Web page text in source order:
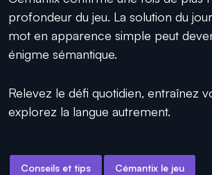
profondeur du jeu. La solution du
mot en apparence simple peut
énigme sémantique.
Relevez le défi quotidien, entraînez
explorez la langue autrement.
Conseils et tips Cémantix le jeu